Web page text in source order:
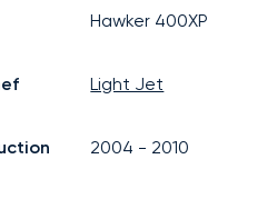
Hawker 400XP
Light Jet
2004 - 2010